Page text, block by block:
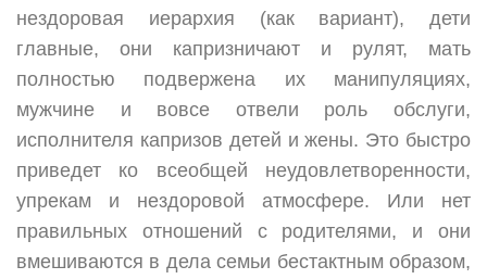
нездоровая иерархия (как вариант), дети
главные, они капризничают и рулят, мать
полностью подвержена их манипуляциях,
мужчине и вовсе отвели роль обслуги,
исполнителя капризов детей и жены. Это быстро
приведет ко всеобщей неудовлетворенности,
упрекам и нездоровой атмосфере. Или нет
правильных отношений с родителями, и они
вмешиваются в дела семьи бестактным образом,